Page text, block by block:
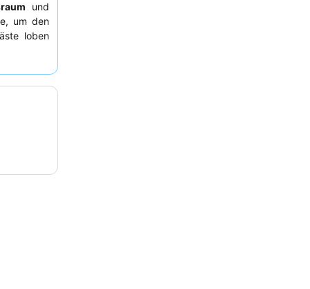
und
um den
loben
Vielfalt,